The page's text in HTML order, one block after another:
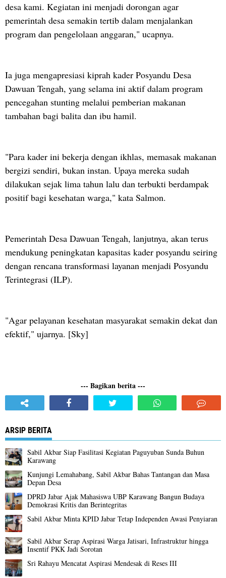
desa kami. Kegiatan ini menjadi dorongan agar
pemerintah desa semakin tertib dalam menjalankan
program dan pengelolaan anggaran," ucapnya.
Ia juga mengapresiasi kiprah kader Posyandu Desa
Dawuan Tengah, yang selama ini aktif dalam program
pencegahan stunting melalui pemberian makanan
tambahan bagi balita dan ibu hamil.
"Para kader ini bekerja dengan ikhlas, memasak makanan
bergizi sendiri, bukan instan. Upaya mereka sudah
dilakukan sejak lima tahun lalu dan terbukti berdampak
positif bagi kesehatan warga," kata Salmon.
Pemerintah Desa Dawuan Tengah, lanjutnya, akan terus
mendukung peningkatan kapasitas kader posyandu seiring
dengan rencana transformasi layanan menjadi Posyandu
Terintegrasi (ILP).
"Agar pelayanan kesehatan masyarakat semakin dekat dan
efektif," ujarnya. [Sky]
--- Bagikan berita ---
ARSIP BERITA
Sabil Akbar Siap Fasilitasi Kegiatan Paguyuban Sunda Buhun
Karawang
Kunjungi Lemahabang, Sabil Akbar Bahas Tantangan dan Masa
Depan Desa
DPRD Jabar Ajak Mahasiswa UBP Karawang Bangun Budaya
Demokrasi Kritis dan Berintegritas
Sabil Akbar Minta KPID Jabar Tetap Independen Awasi Penyiaran
Sabil Akbar Serap Aspirasi Warga Jatisari, Infrastruktur hingga
Insentif PKK Jadi Sorotan
Sri Rahayu Mencatat Aspirasi Mendesak di Reses III